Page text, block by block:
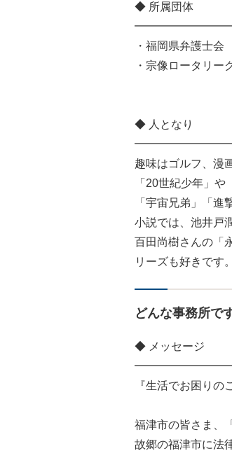
◆ 所属団体
・福岡県弁護士会
・宗像ロータリー
◆ 人となり
趣味はゴルフ、漫
「20世紀少年」
「宇宙兄弟」「進
小説では、池井戸
百田尚樹さんの「
リーズも好きです。
どんな事務所で
◆ メッセージ
『生活でお困りの
福津市の皆さま、
故郷の福津市に法